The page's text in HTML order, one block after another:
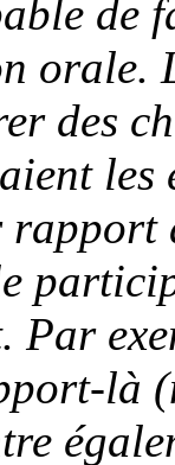
de
orale.
des
là (